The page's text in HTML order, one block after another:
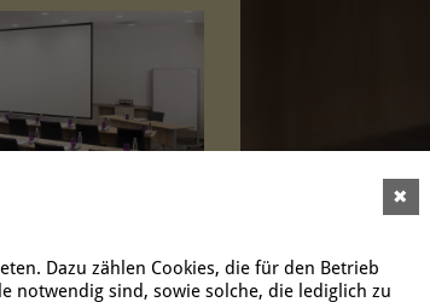
Dazu zählen Cookies, die für den Betrieb
notwendig sind, sowie solche, die lediglich zu
✖